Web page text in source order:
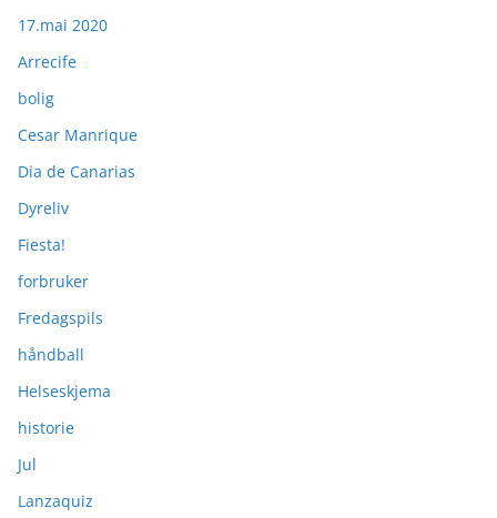
17.mai 2020
Arrecife
bolig
Cesar Manrique
Dia de Canarias
Dyreliv
Fiesta!
forbruker
Fredagspils
håndball
Helseskjema
historie
Jul
Lanzaquiz